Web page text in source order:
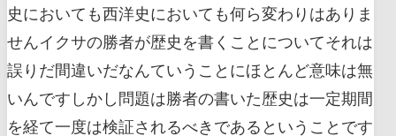
史においても西洋史においても何ら変わりはありま
せんイクサの勝者が歴史を書くことについてそれは
誤りだ間違いだなんていうことにほとんど意味は無
いんですしかし問題は勝者の書いた歴史は一定期間
を経て一度は検証されるべきであるということです